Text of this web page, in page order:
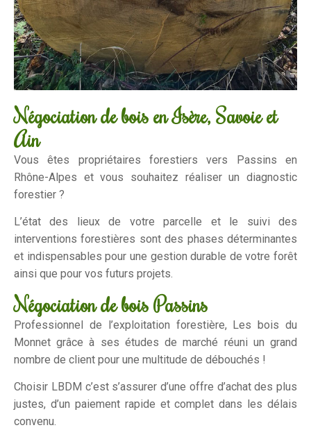
Négociation de bois en Isère, Savoie et
Ain
Vous êtes propriétaires forestiers vers Passins en
Rhône-Alpes et vous souhaitez réaliser un diagnostic
forestier ?
L’état des lieux de votre parcelle et le suivi des
interventions forestières sont des phases déterminantes
et indispensables pour une gestion durable de votre forêt
ainsi que pour vos futurs projets.
Négociation de bois Passins
Professionnel de l’exploitation forestière, Les bois du
Monnet grâce à ses études de marché réuni un grand
nombre de client pour une multitude de débouchés !
Choisir LBDM c’est s’assurer d’une offre d’achat des plus
justes, d’un paiement rapide et complet dans les délais
convenu.